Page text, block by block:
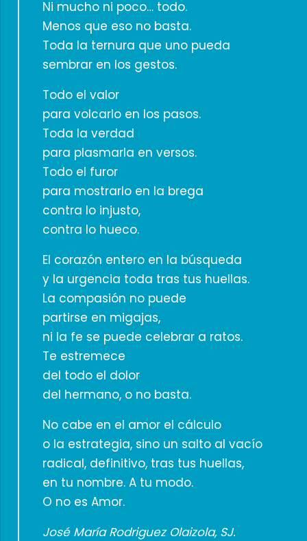
Ni mucho ni poco… todo.
Menos que eso no basta.
Toda la ternura que uno pueda
sembrar en los gestos.
Todo el valor
para volcarlo en los pasos.
Toda la verdad
para plasmarla en versos.
Todo el furor
para mostrarlo en la brega
contra lo injusto,
contra lo hueco.
El corazón entero en la búsqueda
y la urgencia toda tras tus huellas.
La compasión no puede
partirse en migajas,
ni la fe se puede celebrar a ratos.
Te estremece
del todo el dolor
del hermano, o no basta.
No cabe en el amor el cálculo
o la estrategia, sino un salto al vacío
radical, definitivo, tras tus huellas,
en tu nombre. A tu modo.
O no es Amor.
José María Rodriguez Olaizola, SJ.